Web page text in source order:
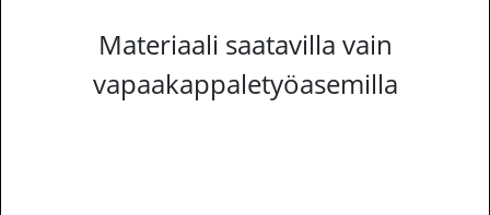
Materiaali saatavilla vain
vapaakappaletyöasemilla